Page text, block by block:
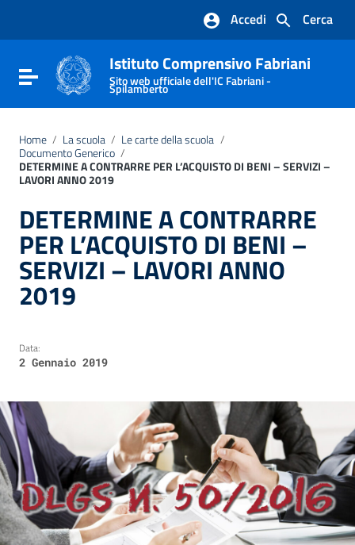
Vai al footer
Cerca
Accedi
Attiva / disattiva la navigazione
Istituto Comprensivo Fabriani
Sito web ufficiale dell'IC Fabriani -
Spilamberto
Home / La scuola / Le carte della scuola /
Documento Generico /
DETERMINE A CONTRARRE PER L’ACQUISTO DI BENI – SERVIZI –
LAVORI ANNO 2019
DETERMINE A CONTRARRE
PER L’ACQUISTO DI BENI –
SERVIZI – LAVORI ANNO
2019
Data:
2 Gennaio 2019